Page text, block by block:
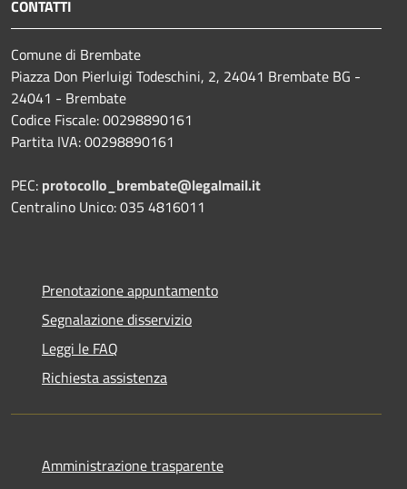
CONTATTI
Comune di Brembate
Piazza Don Pierluigi Todeschini, 2, 24041 Brembate BG -
24041 - Brembate
Codice Fiscale: 00298890161
Partita IVA: 00298890161
PEC: protocollo_brembate@legalmail.it
Centralino Unico: 035 4816011
Prenotazione appuntamento
Segnalazione disservizio
Leggi le FAQ
Richiesta assistenza
Amministrazione trasparente